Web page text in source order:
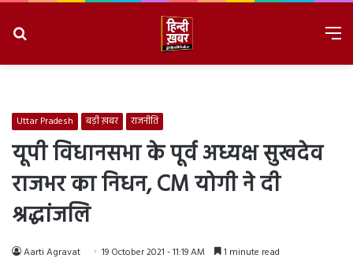
Uttar Pradesh बड़ी ख़बर राजनीति
यूपी विधानसभा के पूर्व अध्यक्ष सुखदेव
राजभर का निधन, CM योगी ने दी
श्रद्धांजलि
Aarti Agravat 19 October 2021 - 11:19 AM 1 minute read